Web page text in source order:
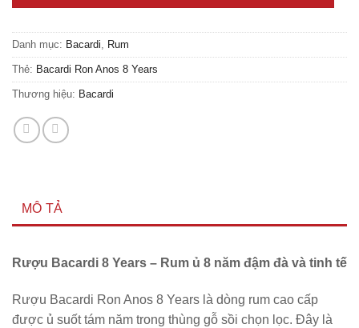
Danh mục: Bacardi Rum
Thẻ: Bacardi Ron Anos 8 Years
Thương hiệu: Bacardi
MÔ TẢ
Rượu Bacardi 8 Years – Rum ủ 8 năm đậm đà và tinh tế
Rượu Bacardi Ron Anos 8 Years là dòng rum cao cấp
được ủ suốt tám năm trong thùng gỗ sồi chọn lọc. Đây là